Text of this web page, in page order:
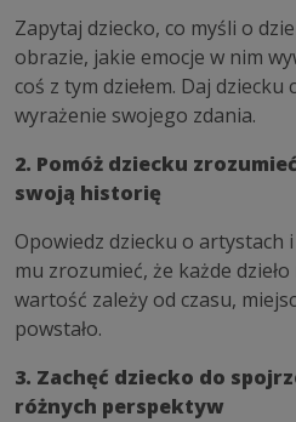
Zapytaj dziecko, co myśli o
obrazie, jakie emocje w nim
coś z tym dziełem. Daj
wyrażenie swojego zdania.
2. Pomóż dziecku
swoją historię
Opowiedz dziecku o artystach
mu zrozumieć, że każde
wartość zależy od czasu,
powstało.
3. Zachęć dziecko do
różnych perspektyw